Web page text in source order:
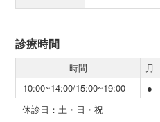
診療時間
時間 月
10:00~14:00/15:00~19:00
●
休診日：土・日・祝